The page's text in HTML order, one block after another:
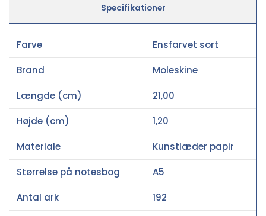
Specifikationer
Farve Ensfarvet sort
Brand Moleskine
Længde (cm) 21,00
Højde (cm) 1,20
Materiale Kunstlæder papir
Størrelse på notesbog A5
Antal ark 192